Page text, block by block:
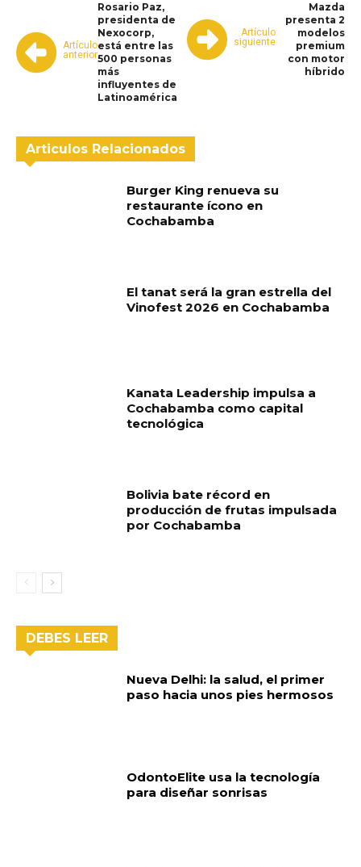
Artículo
anterior
Rosario Paz,
presidenta de
Nexocorp,
está entre las
500 personas
más
influyentes de
Latinoamérica
Artículo
siguiente
Mazda
presenta 2
modelos
premium
con motor
híbrido
Articulos Relacionados
Burger King renueva su
restaurante ícono en
Cochabamba
El tanat será la gran estrella del
Vinofest 2026 en Cochabamba
Kanata Leadership impulsa a
Cochabamba como capital
tecnológica
Bolivia bate récord en
producción de frutas impulsada
por Cochabamba
DEBES LEER
Nueva Delhi: la salud, el primer
paso hacia unos pies hermosos
OdontoElite usa la tecnología
para diseñar sonrisas